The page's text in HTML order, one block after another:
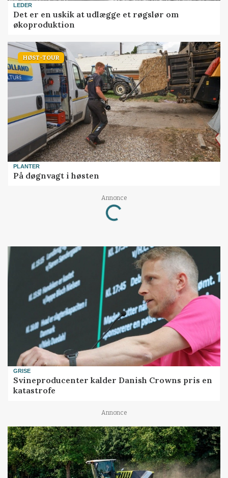
LEDER
Det er en uskik at udlægge et røgslør om
økoproduktion
HØST-TOUR
PLANTER
På døgnvagt i høsten
Annonce
Loading...
GRISE
Svineproducenter kalder Danish Crowns pris en
katastrofe
Annonce